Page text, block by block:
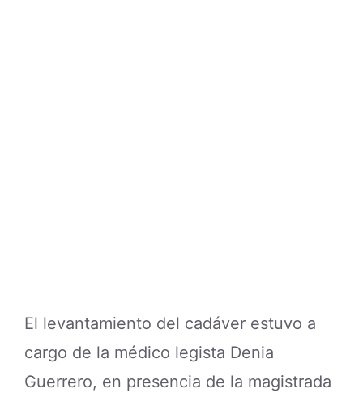
El levantamiento del cadáver estuvo a
cargo de la médico legista Denia
Guerrero, en presencia de la magistrada